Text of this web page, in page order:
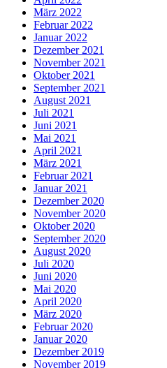
März 2022
Februar 2022
Januar 2022
Dezember 2021
November 2021
Oktober 2021
September 2021
August 2021
Juli 2021
Juni 2021
Mai 2021
April 2021
März 2021
Februar 2021
Januar 2021
Dezember 2020
November 2020
Oktober 2020
September 2020
August 2020
Juli 2020
Juni 2020
Mai 2020
April 2020
März 2020
Februar 2020
Januar 2020
Dezember 2019
November 2019